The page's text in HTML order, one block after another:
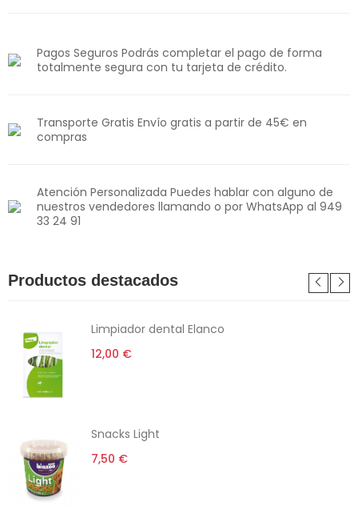
Pagos Seguros Podrás completar el pago de forma
totalmente segura con tu tarjeta de crédito.
Transporte Gratis Envío gratis a partir de 45€ en
compras
Atención Personalizada Puedes hablar con alguno de
nuestros vendedores llamando o por WhatsApp al 949
33 24 91
Productos destacados
Limpiador dental Elanco
12,00 €
Snacks Light
7,50 €